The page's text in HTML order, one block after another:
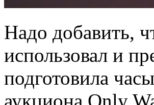
Надо добавить,
использовал и
подготовила часы